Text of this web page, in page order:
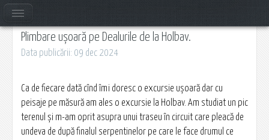
Plimbare ușoară pe Dealurile de la Holbav.
Data publicării: 09 dec 2024
Ca de fiecare dată cînd îmi doresc o excursie ușoară dar cu
peisaje pe măsură am ales o excursie la Holbav. Am studiat un pic
terenul și m-am oprit asupra unui traseu în circuit care pleacă de
undeva de după finalul serpentinelor pe care le face drumul ce